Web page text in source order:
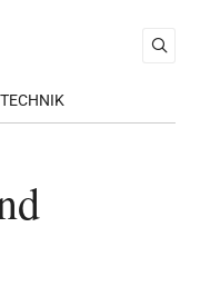
TECHNIK